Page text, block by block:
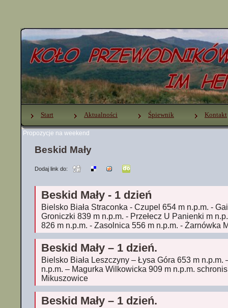
Propozycje na weekend
Start Aktualności Śpiewnik Kontakt
Beskid Mały
Dodaj link do:
Beskid Mały - 1 dzień
Bielsko Biała Straconka - Czupel 654 m n.p.m. -
Groniczki 839 m n.p.m. - Przełecz U Panienki m
826 m n.p.m. - Zasolnica 556 m n.p.m. - Żarnówka
Beskid Mały – 1 dzień.
Bielsko Biała Leszczyny – Łysa Góra 653 m n.p.m.
n.p.m. – Magurka Wilkowicka 909 m n.p.m.
Mikuszowice
Beskid Mały – 1 dzień.